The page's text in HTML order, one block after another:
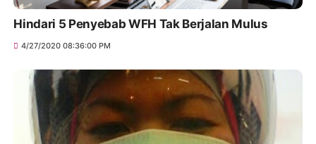
Hindari 5 Penyebab WFH Tak Berjalan Mulus
4/27/2020 08:36:00 PM